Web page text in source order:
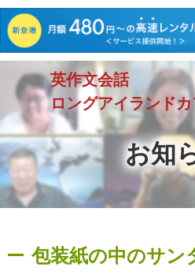
英作文会話
ロングアイランドカ
お知
包装紙の中のサン